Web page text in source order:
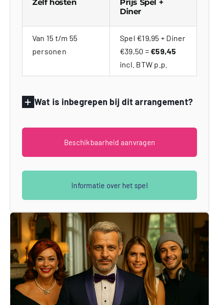
Zelf hosten
Prijs Spel +
Diner
Van 15 t/m 55
personen
Spel €19,95 + Diner
€39,50 =€59,45
incl. BTW p.p.
Wat is inbegrepen bij dit arrangement?
Beschikbaarheid aanvragen
Informatie over het spel